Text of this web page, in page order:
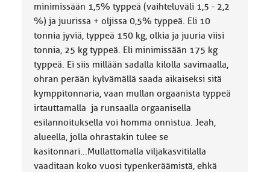
minimissään 1,5% typpeä (vaihteluväli 1,5 - 2,2
%) ja juurissa + oljissa 0,5% typpeä. Eli 10
tonnia jyviä, typpeä 150 kg, olkia ja juuria viisi
tonnia, 25 kg typpeä. Eli minimissään 175 kg
typpeä. Ei siis millään sadalla kilolla savimaalla,
ohran perään kylvämällä saada aikaiseksi sitä
kymppitonnaria, vaan mullan orgaanista typpeä
irtauttamalla ja runsaalla orgaanisella
esilannoituksella voi homma onnistua. Jeah,
alueella, jolla ohrastakin tulee se
kasitonnari...Mullattomalla viljakasvitilalla
vaaditaan koko vuosi typenkeräämistä, ehkä